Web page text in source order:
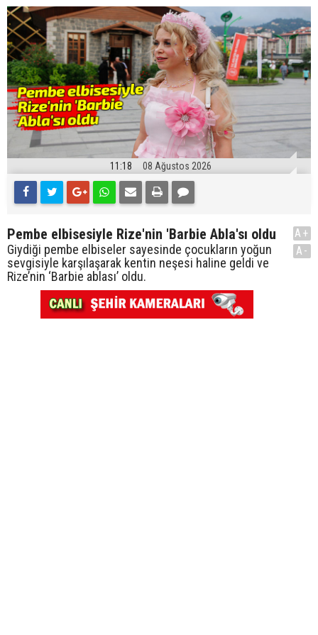
11:18 08 Ağustos 2026
Pembe elbisesiyle Rize'nin 'Barbie Abla'sı oldu
Giydiği pembe elbiseler sayesinde çocukların yoğun
sevgisiyle karşılaşarak kentin neşesi haline geldi ve
Rize’nin ‘Barbie ablası’ oldu.
A+
A-